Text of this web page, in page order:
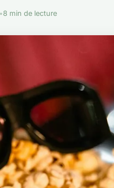
•8 min de lecture